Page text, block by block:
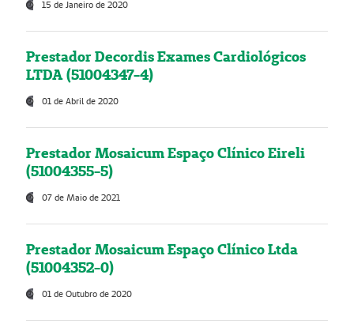
15 de Janeiro de 2020
Prestador Decordis Exames Cardiológicos
LTDA (51004347-4)
01 de Abril de 2020
Prestador Mosaicum Espaço Clínico Eireli
(51004355-5)
07 de Maio de 2021
Prestador Mosaicum Espaço Clínico Ltda
(51004352-0)
01 de Outubro de 2020